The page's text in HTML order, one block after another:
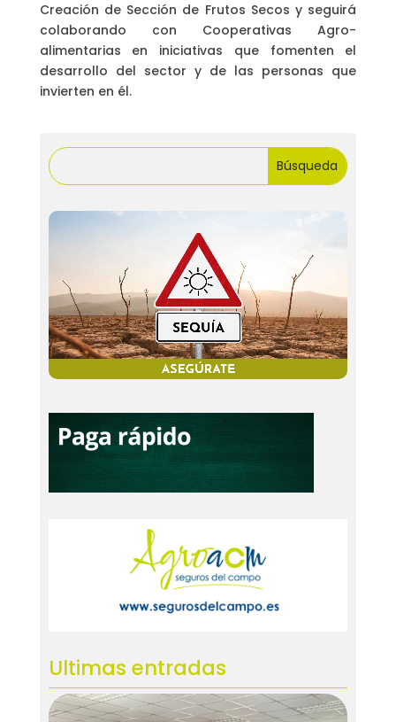
Creación de Sección de Frutos Secos y seguirá
colaborando con Cooperativas Agro-
alimentarias en iniciativas que fomenten el
desarrollo del sector y de las personas que
invierten en él.
Ultimas entradas